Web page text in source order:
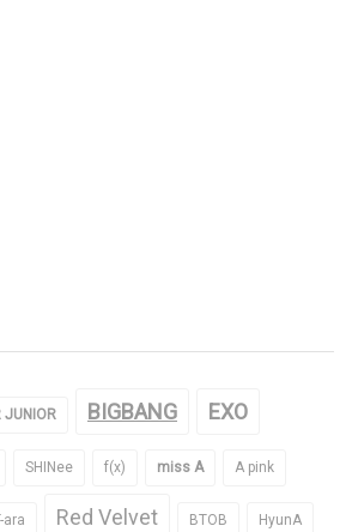
JUNIOR BIGBANG EXO
SHINee f(x) miss A A pink
ara Red Velvet BTOB HyunA